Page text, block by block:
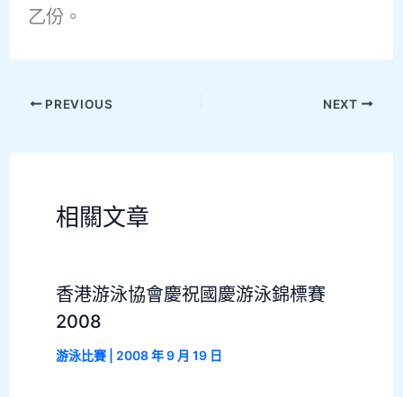
乙份。
PREVIOUS NEXT
相關文章
香港游泳協會慶祝國慶游泳錦標賽
2008
游泳比賽 2008 年 9 月 19 日